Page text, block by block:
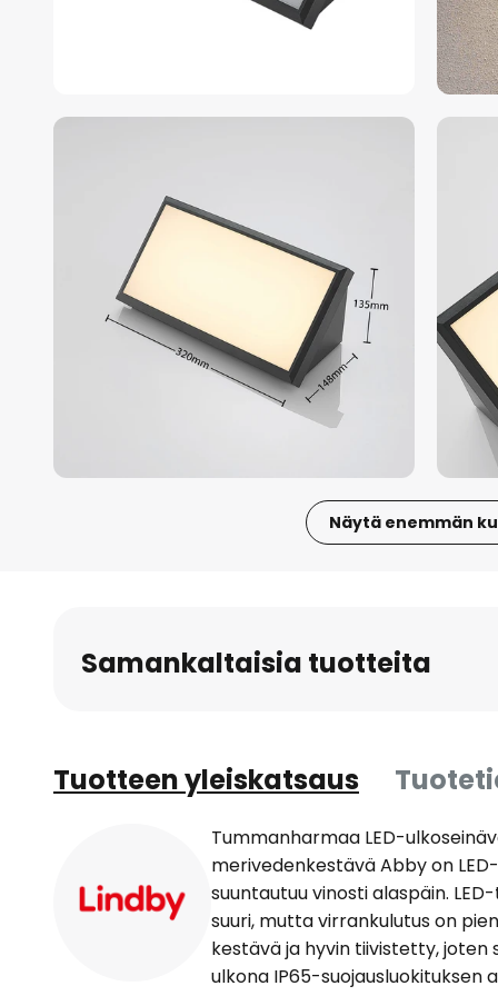
Näytä enemmän
Samankaltaisia tuotteita
Tuotteen yleiskatsaus
Tummanharmaa LED-
merivedenkestävä Abby on
suuntautuu vinosti alaspäin.
suuri, mutta virrankulutus on
kestävä ja hyvin tiivistetty,
ulkona IP65-suojausluokituksen